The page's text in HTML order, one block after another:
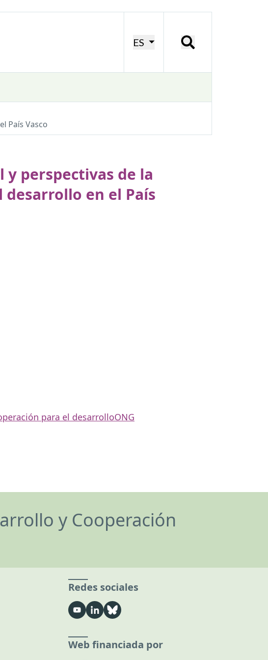
ES
País Vasco
y perspectivas de la
en el País
para el desarrolloONG
y Cooperación
Redes sociales
Web financiada por